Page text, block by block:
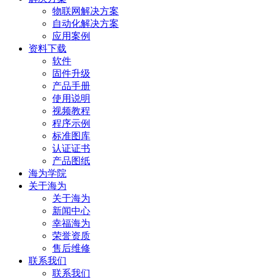
物联网解决方案
自动化解决方案
应用案例
资料下载
软件
固件升级
产品手册
使用说明
视频教程
程序示例
标准图库
认证证书
产品图纸
海为学院
关于海为
关于海为
新闻中心
幸福海为
荣誉资质
售后维修
联系我们
联系我们